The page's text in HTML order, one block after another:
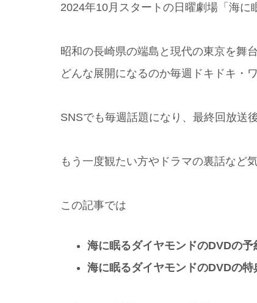
2024年10月スタートの日曜劇場「海に
昭和の長崎県の端島と現代の東京を舞
どんな展開になるのか毎週ドキドキ・
SNSでも毎週話題になり、最終回放送
もう一度観たい方やドラマの裏話など
この記事では
海に眠るダイヤモンドのDVDの予
海に眠るダイヤモンドのDVDの特